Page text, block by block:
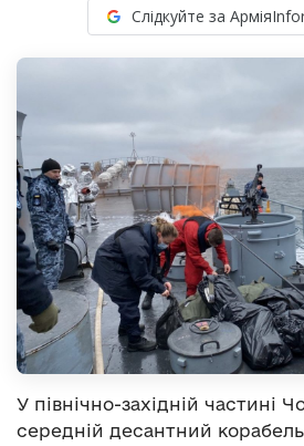
Слідкуйте за
У північно-західній частині
середній десантний